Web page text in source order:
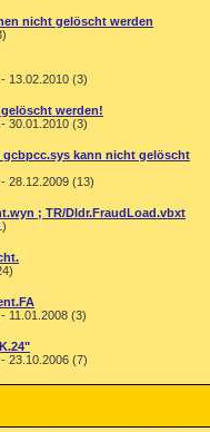
nicht gelöscht werden
13.02.2010 (3)
werden!
30.01.2010 (3)
kann nicht gelöscht
28.12.2009 (13)
; TR/Dldr.FraudLoad.vbxt
11.01.2008 (3)
23.10.2006 (7)